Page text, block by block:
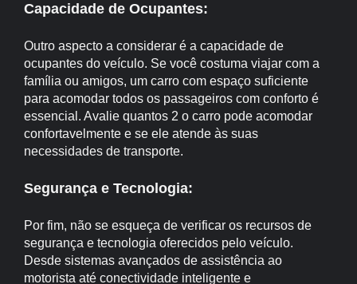
Capacidade de Ocupantes:
Outro aspecto a considerar é a capacidade de
ocupantes do veículo. Se você costuma viajar com a
família ou amigos, um carro com espaço suficiente
para acomodar todos os passageiros com conforto é
essencial. Avalie quantos 2 o carro pode acomodar
confortavelmente e se ele atende às suas
necessidades de transporte.
Segurança e Tecnologia:
Por fim, não se esqueça de verificar os recursos de
segurança e tecnologia oferecidos pelo veículo.
Desde sistemas avançados de assistência ao
motorista até conectividade inteligente e